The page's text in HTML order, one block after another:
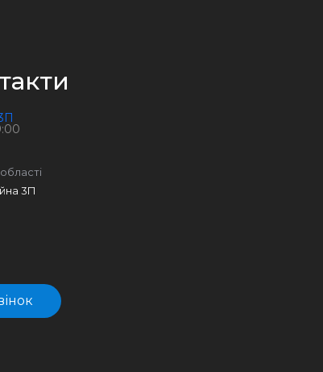
3П